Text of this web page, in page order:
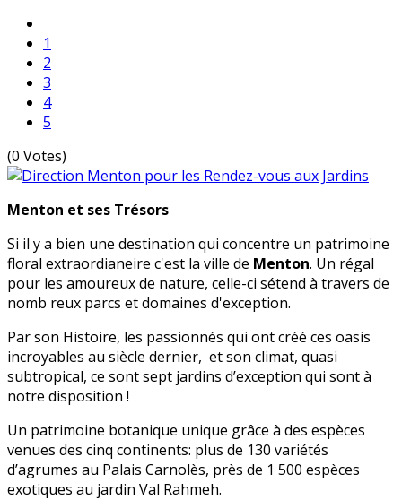
1
2
3
4
5
(0 Votes)
Menton et ses Trésors
Si il y a bien une destination qui concentre un patrimoine
floral extraordianeire c'est la ville de Menton. Un régal
pour les amoureux de nature, celle-ci sétend à travers de
nomb reux parcs et domaines d'exception.
Par son Histoire, les passionnés qui ont créé ces oasis
incroyables au siècle dernier, et son climat, quasi
subtropical, ce sont sept jardins d’exception qui sont à
notre disposition !
Un patrimoine botanique unique grâce à des espèces
venues des cinq continents: plus de 130 variétés
d’agrumes au Palais Carnolès, près de 1 500 espèces
exotiques au jardin Val Rahmeh.